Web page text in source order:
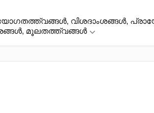
വിശദാംശങ്ങൾ,
മൂലതത്ത്വങ്ങൾ